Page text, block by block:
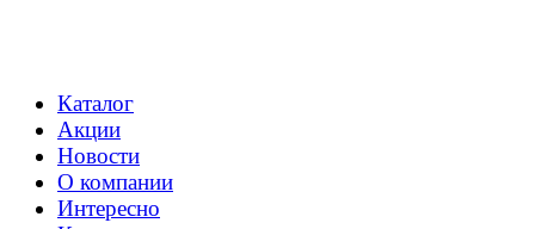
Каталог
Акции
Новости
О компании
Интересно